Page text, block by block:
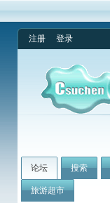
注册 登录
论坛 搜索
旅游超市